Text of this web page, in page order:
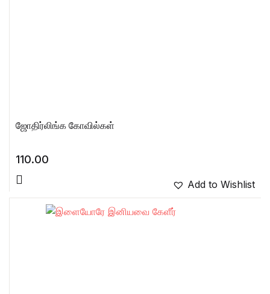
ஜோதிர்லிங்க கோவில்கள்
110.00
Add to Wishlist